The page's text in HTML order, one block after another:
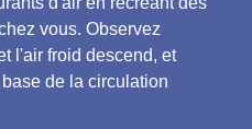
vous. Observez
l'air froid descend, et
de la circulation